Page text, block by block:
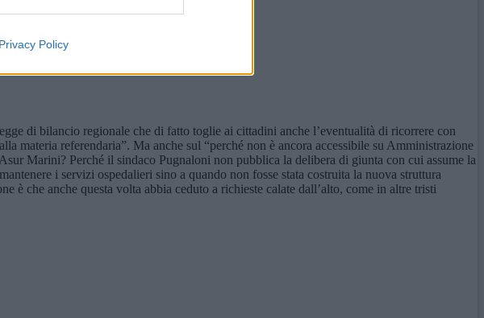
Privacy Policy
di bilancio regionale che di fatto toglie ai cittadini anche l’eventualità di ricorrere con
materia referendaria”. Ma anche sul “perché non è ancora accessibile su Amministrazione
Marini? Perché il sindaco Pugnaloni non pubblica la delibera di giunta con cui assume la
i servizi ospedalieri sino a quando non fosse stata costruita la nuova struttura
è che anche questa volta abbia ceduto a richieste calate dall’alto, come in altre tristi